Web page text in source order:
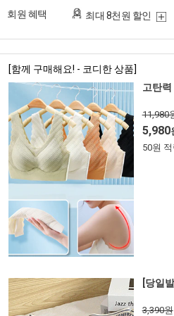
회원 혜택 최대 8천원 할인
[함께 구매해요! - 코디한 상품]
고탄
11,980
5,980
50원 적
[당일
3,390원